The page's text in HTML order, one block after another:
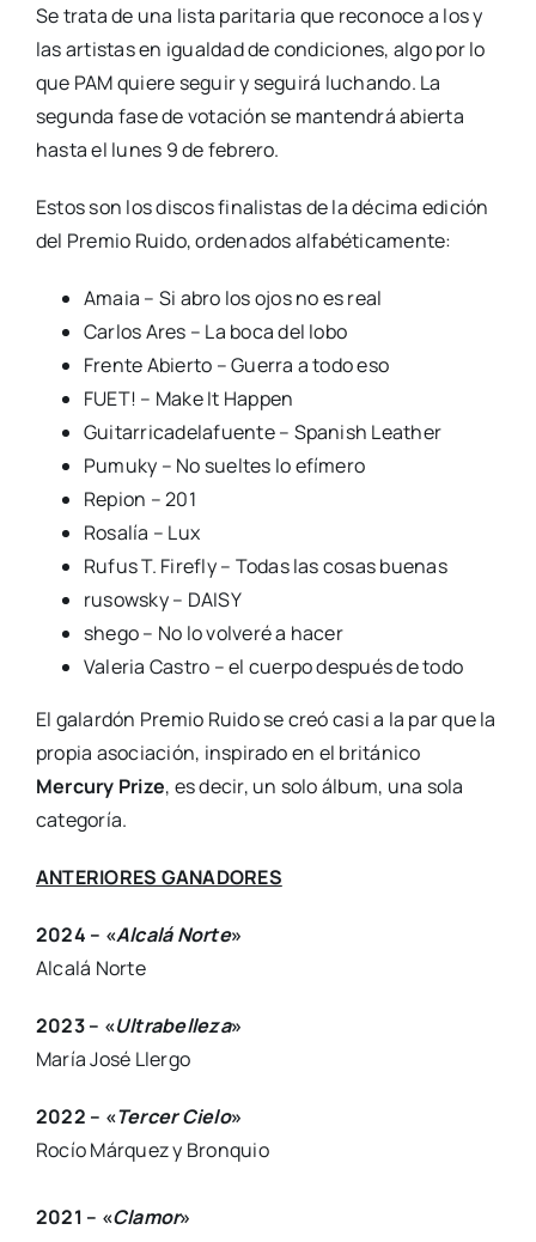
Se trata de una lista paritaria que reconoce a los y
las artistas en igualdad de condiciones, algo por lo
que PAM quiere seguir y seguirá luchando. La
segunda fase de votación se mantendrá abierta
hasta el lunes 9 de febrero.
Estos son los discos finalistas de la décima edición
del Premio Ruido, ordenados alfabéticamente:
Amaia – Si abro los ojos no es real
Carlos Ares – La boca del lobo
Frente Abierto – Guerra a todo eso
FUET! – Make It Happen
Guitarricadelafuente – Spanish Leather
Pumuky – No sueltes lo efímero
Repion – 201
Rosalía – Lux
Rufus T. Firefly – Todas las cosas buenas
rusowsky – DAISY
shego – No lo volveré a hacer
Valeria Castro – el cuerpo después de todo
El galardón Premio Ruido se creó casi a la par que la
propia asociación, inspirado en el británico
Mercury Prize, es decir, un solo álbum, una sola
categoría.
ANTERIORES GANADORES
2024 – «Alcalá Norte»
Alcalá Norte
2023 – «Ultrabelleza»
María José Llergo
2022 – «Tercer Cielo»
Rocío Márquez y Bronquio
2021 – «Clamor»